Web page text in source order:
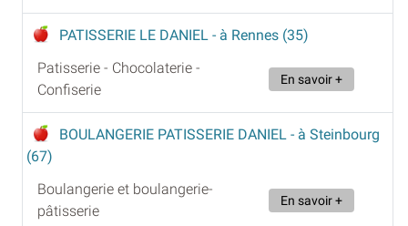
PATISSERIE LE DANIEL - à Rennes (35)
Patisserie - Chocolaterie -
Confiserie
En savoir +
BOULANGERIE PATISSERIE DANIEL - à Steinbourg
(67)
Boulangerie et boulangerie-
pâtisserie
En savoir +